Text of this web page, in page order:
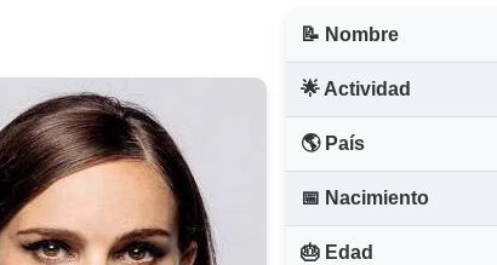
📝 Nombre
🌟 Actividad
🌎 País
📅 Nacimiento
🎂 Edad